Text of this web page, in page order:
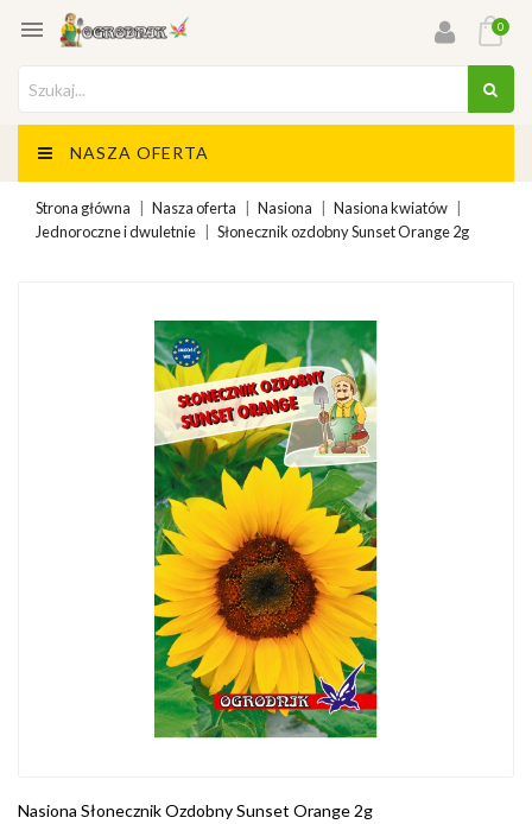
 0
NASZA OFERTA
Strona główna Nasza oferta Nasiona
Nasiona kwiatów
Jednoroczne i dwuletnie
Słonecznik ozdobny Sunset Orange 2g
Nasiona Słonecznik Ozdobny Sunset Orange 2g